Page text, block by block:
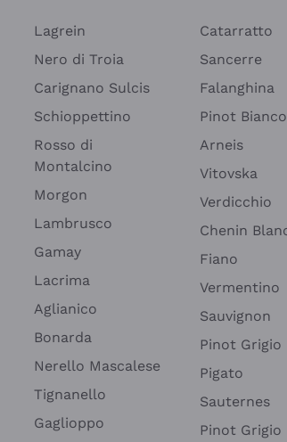
Lagrein
Nero di Troia
Carignano Sulcis
Schioppettino
Rosso di
Montalcino
Morgon
Lambrusco
Gamay
Lacrima
Aglianico
Bonarda
Nerello Mascalese
Tignanello
Gaglioppo
Catarratto
Sancerre
Falanghina
Pinot Bianco
Arneis
Vitovska
Verdicchio
Chenin
Fiano
Vermentino
Sauvignon
Pinot Grigio
Pigato
Sauternes
Pinot Grigio